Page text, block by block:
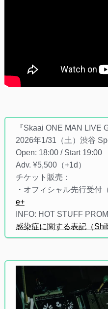
『Skaai ONE MAN LIVE
2026年1/31（土）渋谷
Open: 18:00 / Start 19:00
Adv. ¥5,500（+1d）
チケット販売：
・オフィシャル先行受付
e+
INFO: HOT STUFF
感染症に関する表記（